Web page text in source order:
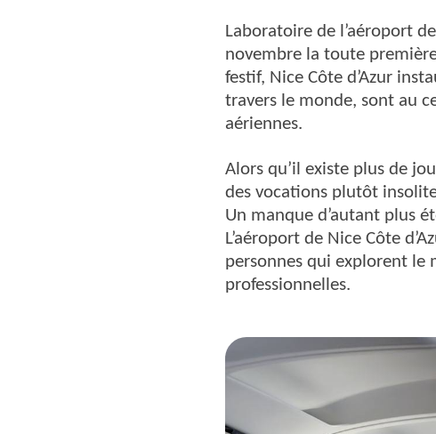
Laboratoire de l’aéroport
novembre la toute
festif, Nice Côte d’Azur
travers le monde, sont au
aériennes.
Alors qu’il existe plus de
des vocations plutôt
Un manque d’autant plus
L’aéroport de Nice Côte
personnes qui explorent le
professionnelles.